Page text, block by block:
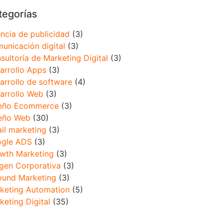
de publicidad (3)
digital (3)
de Marketing Digital (3)
Apps(3)
de software(4)
Web (3)
Ecommerce(3)
Web (30)
marketing (3)
ADS(3)
Marketing (3)
Corporativa (3)
Marketing (3)
Automation(5)
Digital (35)